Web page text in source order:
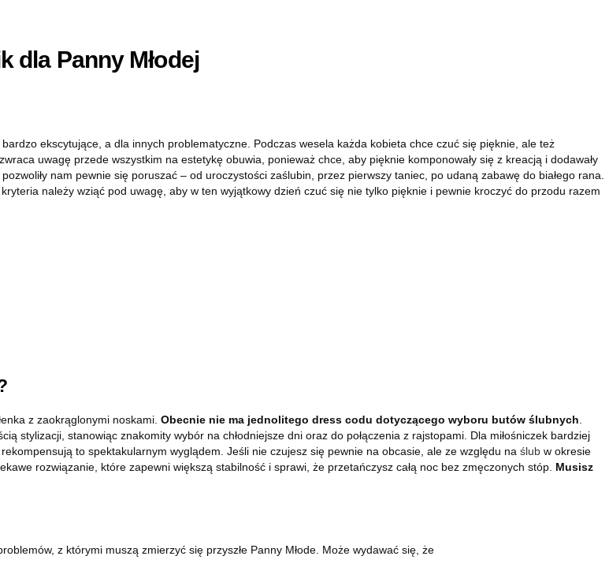
dla Panny Młodej
ekscytujące, a dla innych problematyczne. Podczas wesela każda kobieta chce czuć się pięknie, ale też
uwagę przede wszystkim na estetykę obuwia, ponieważ chce, aby pięknie komponowały się z kreacją i dodawały
nam pewnie się poruszać – od uroczystości zaślubin, przez pierwszy taniec, po udaną zabawę do białego rana.
należy wziąć pod uwagę, aby w ten wyjątkowy dzień czuć się nie tylko pięknie i pewnie kroczyć do przodu razem
z zaokrąglonymi noskami. Obecnie nie ma jednolitego dress codu dotyczącego wyboru butów ślubnych
stylizacji, stanowiąc znakomity wybór na chłodniejsze dni oraz do połączenia z rajstopami. Dla miłośniczek bardziej
to spektakularnym wyglądem. Jeśli nie czujesz się pewnie na obcasie, ale ze względu na ślub w okresie
rozwiązanie, które zapewni większą stabilność i sprawi, że przetańczysz całą noc bez zmęczonych stóp. Musisz
z którymi muszą zmierzyć się przyszłe Panny Młode. Może wydawać się, że